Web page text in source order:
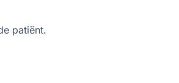
patiënt.